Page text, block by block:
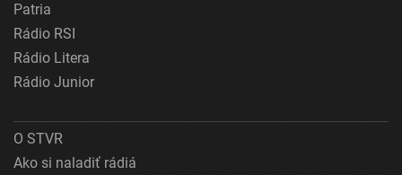
Patria
Rádio RSI
Rádio Litera
Rádio Junior
O STVR
Ako si naladiť rádiá